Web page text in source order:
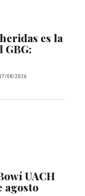
es la
GBG:
08/2026
UACH
agosto